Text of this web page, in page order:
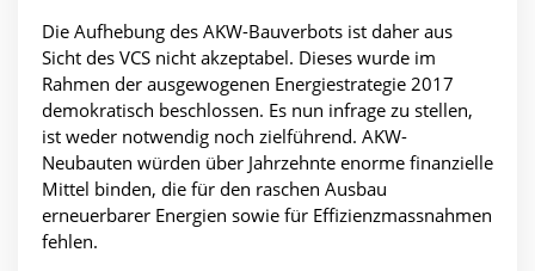
Die Aufhebung des AKW-Bauverbots ist daher aus
Sicht des VCS nicht akzeptabel. Dieses wurde im
Rahmen der ausgewogenen Energiestrategie 2017
demokratisch beschlossen. Es nun infrage zu stellen,
ist weder notwendig noch zielführend. AKW-
Neubauten würden über Jahrzehnte enorme finanzielle
Mittel binden, die für den raschen Ausbau
erneuerbarer Energien sowie für Effizienzmassnahmen
fehlen.